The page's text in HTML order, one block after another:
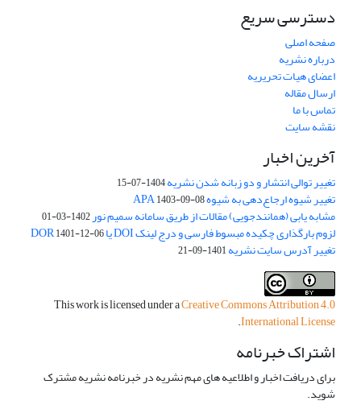
دسترسی سریع
صفحه اصلی
درباره نشریه
اعضای هیات تحریریه
ارسال مقاله
تماس با ما
نقشه سایت
آخرین اخبار
تغییر توالی انتشار و دو زبانه شدن نشریه1404-07-15
تغییر شیوه ارجاع‌دهی به شیوه APA1403-09-08
مشابه یابی (همانندجویی) مقالات از طریق سامانه سمیم نور1402-03-01
لزوم بارگذاری چکیده مبسوط فارسی و درج لینک DOI یا DOR 1401-12-06
تغییر آدرس سایت نشریه1401-09-21
This work is licensed under aCreative Commons Attribution 4.0
International License
.
اشتراک خبرنامه
برای دریافت اخبار و اطلاعیه های مهم نشریه در خبرنامه نشریه مشترک
شوید.